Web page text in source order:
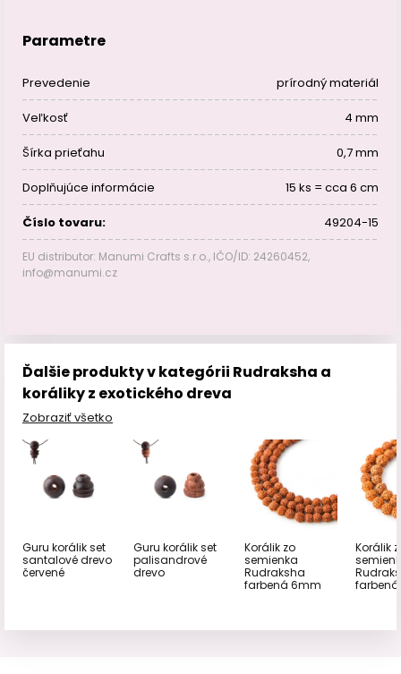
Parametre
Prevedenie prírodný materiál
Veľkosť 4 mm
Šírka prieťahu 0,7 mm
Doplňujúce informácie 15 ks = cca 6 cm
Číslo tovaru: 49204-15
EU distributor: Manumi Crafts s.r.o., IČO/ID: 24260452,
info@manumi.cz
Ďalšie produkty v kategórii Rudraksha a
koráliky z exotického dreva
Zobraziť všetko
Guru korálik set
santalové drevo
červené
Guru korálik set
palisandrové
drevo
Korálik zo
semienka
Rudraksha
farbená 6mm
Korálik